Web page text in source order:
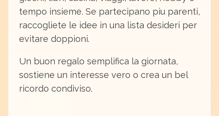
tempo insieme. Se partecipano piu parenti,
raccogliete le idee in una lista desideri per
evitare doppioni.
Un buon regalo semplifica la giornata,
sostiene un interesse vero o crea un bel
ricordo condiviso.